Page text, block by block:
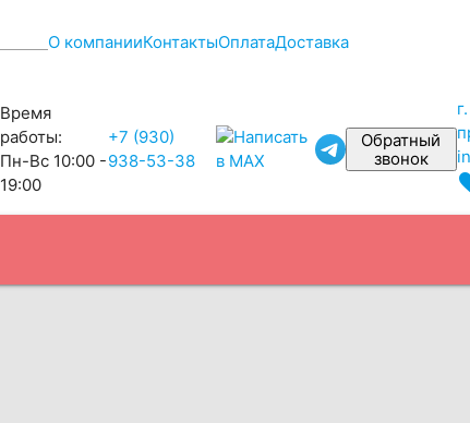
О компанииКонтактыОплатаДоставка
Время
работы:
Пн-Вс 10:00 -
19:00
+7 (930)
938-53-38
Обратный
звонок